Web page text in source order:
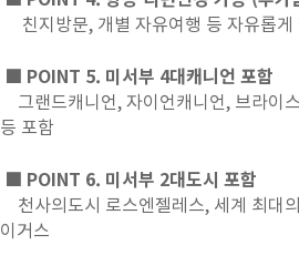
친지방문, 개별 자유여행 등 자유롭게
■ POINT 5. 미서부 4대캐니언 포함
그랜드캐니언, 자이언캐니언, 브라이
등 포함
■ POINT 6. 미서부 2대도시 포함
천사의도시 로스엔젤레스, 세계 최대
이거스